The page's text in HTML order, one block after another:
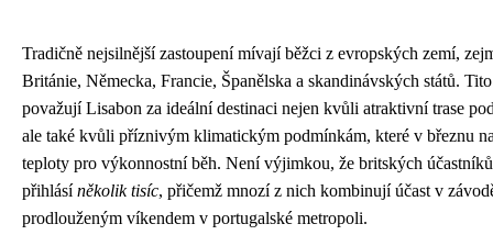
Tradičně nejsilnější zastoupení mívají běžci z evropských zemí,
Británie, Německa, Francie, Španělska a skandinávských států.
považují Lisabon za ideální destinaci nejen kvůli atraktivní trase
ale také kvůli příznivým klimatickým podmínkám, které v březnu
teploty pro výkonnostní běh. Není výjimkou, že britských
přihlásíněkolik tisíc, přičemž mnozí z nich kombinují účast v
prodlouženým víkendem v portugalské metropoli.